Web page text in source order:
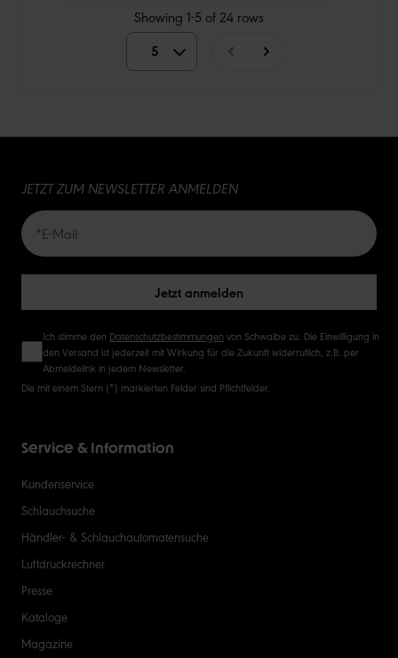
Showing 1-5of 24 rows
5 5
20
JETZT ZUM NEWSLETTER ANMELDEN
Jetzt anmelden
Ich stimme den Datenschutzbestimmungen von Schwalbe zu. Die Einwilligung in
den Versand ist jederzeit mit Wirkung für die Zukunft widerruflich, z.B. per
Abmeldelink in jedem Newsletter.
Die mit einem Stern (*) markierten Felder sind Pflichtfelder.
Service & Information
Kundenservice
Schlauchsuche
Händler- & Schlauchautomatensuche
Luftdruckrechner
Presse
Kataloge
Magazine